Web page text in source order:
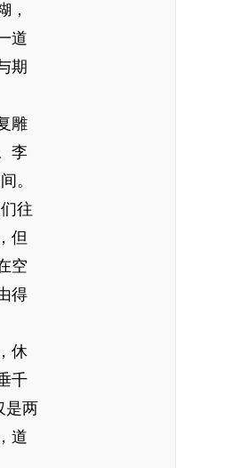
，
道
期
雕
李
。
往
但
空
得
休
千
是两
道